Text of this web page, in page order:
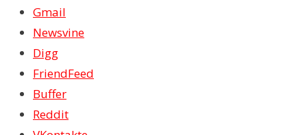
Gmail
Newsvine
Digg
FriendFeed
Buffer
Reddit